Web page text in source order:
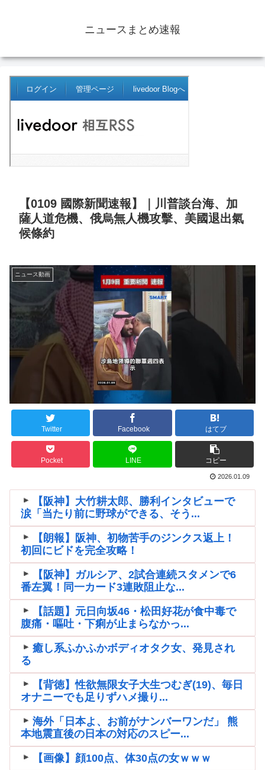
ニュースまとめ速報
【0109 國際新聞速報】｜川普談台海、加
薩人道危機、俄烏無人機攻擊、美國退出氣
候條約
ニュース動画
Twitter Facebook はてブ
Pocket LINE コピー
2026.01.09
【阪神】大竹耕太郎、勝利インタビューで
涙「当たり前に野球ができる、そう...
【朗報】阪神、初物苦手のジンクス返上！
初回にビドを完全攻略！
【阪神】ガルシア、2試合連続スタメンで6
番左翼！同一カード3連敗阻止な...
【話題】元日向坂46・松田好花が食中毒で
腹痛・嘔吐・下痢が止まらなかっ...
癒し系ふかふかボディオタク女、発見され
る
【背徳】性欲無限女子大生つむぎ(19)、毎日
オナニーでも足りずハメ撮り...
海外「日本よ、お前がナンバーワンだ」 熊
本地震直後の日本の対応のスピー...
【画像】顔100点、体30点の女ｗｗｗ